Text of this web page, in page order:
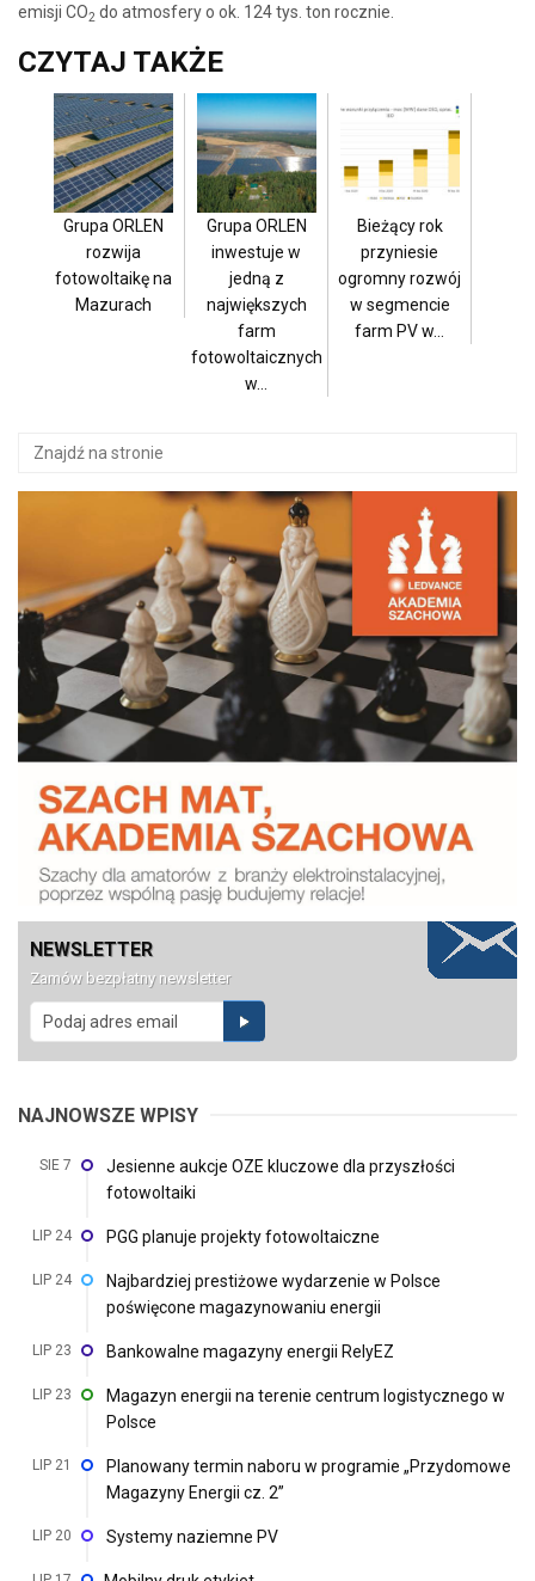
emisji CO2 do atmosfery o ok. 124 tys. ton rocznie.
CZYTAJ TAKŻE
Grupa ORLEN
rozwija
fotowoltaikę na
Mazurach
Grupa ORLEN
inwestuje w
jedną z
największych
farm
fotowoltaicznych
w…
Bieżący rok
przyniesie
ogromny rozwój
w segmencie
farm PV w…
NEWSLETTER
Zamów bezpłatny newsletter
NAJNOWSZE WPISY
SIE 7
Jesienne aukcje OZE kluczowe dla przyszłości
fotowoltaiki
LIP 24 PGG planuje projekty fotowoltaiczne
LIP 24
Najbardziej prestiżowe wydarzenie w Polsce
poświęcone magazynowaniu energii
LIP 23 Bankowalne magazyny energii RelyEZ
LIP 23
Magazyn energii na terenie centrum logistycznego w
Polsce
LIP 21
Planowany termin naboru w programie „Przydomowe
Magazyny Energii cz. 2”
LIP 20 Systemy naziemne PV